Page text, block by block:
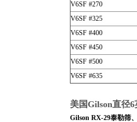
V6SF #270
V6SF #325
V6SF #400
V6SF #450
V6SF #500
V6SF #635
美国Gilson直径
Gilson RX-29泰勒筛